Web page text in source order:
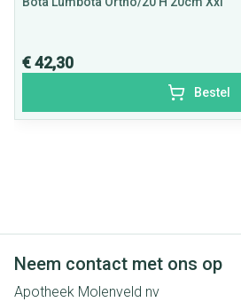
€ 42,30
Bestel
Neem contact met ons op
Apotheek Molenveld nv